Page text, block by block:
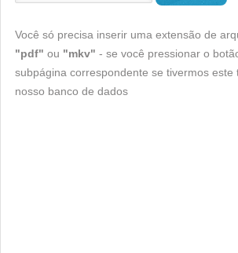
Você só precisa inserir uma extensão de
"pdf" ou "mkv" - se você pressionar o
subpágina correspondente se tivermos este
nosso banco de dados